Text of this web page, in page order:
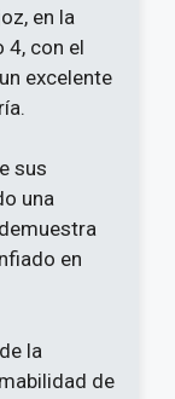
en la
4, con el
excelente
sus
una
en
la
de